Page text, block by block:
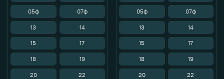
05ф 07ф
13 14
15 17
18 19
20 22
05ф 07ф
13 14
15 17
18 19
20 22